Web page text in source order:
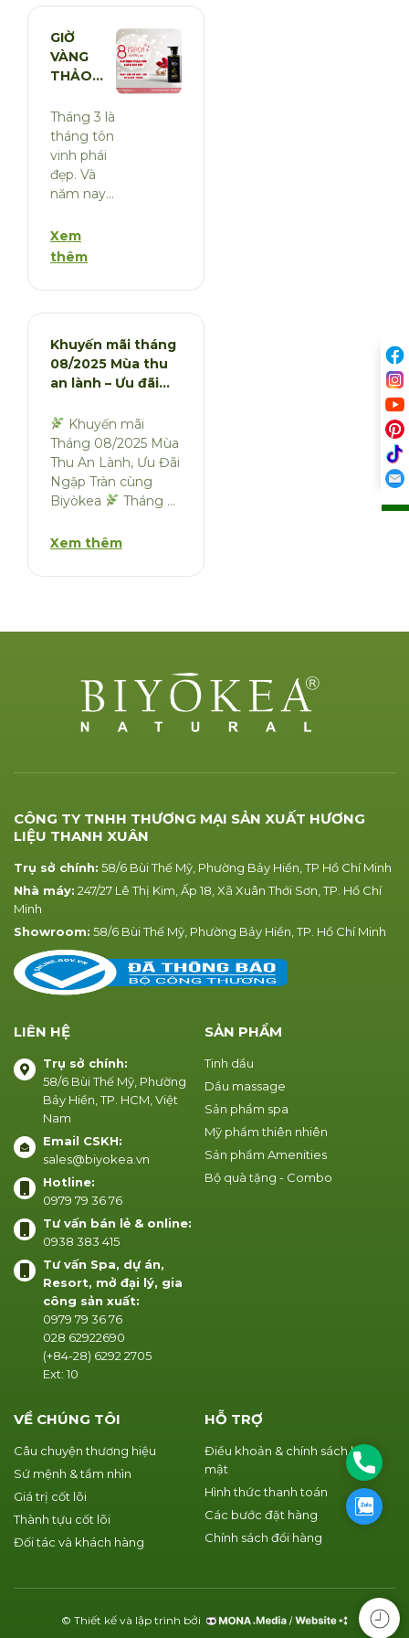
GIỜ
VÀNG
THẢO
SĂN
DEAL SỐ
8 CÙNG
HERBAL
LUXURY
Tháng 3 là
tháng tôn
vinh phái
đẹp. Và
năm nay,
chọn cách
làm nổi
số 8 theo
một cách
Xem
thêm
Khuyến mãi tháng
08/2025 Mùa thu
an lành – Ưu đãi
Khuyến mãi
Tháng 08/2025 Mùa
Thu An Lành, Ưu Đãi
Ngập Tràn cùng
Biyòkea
Tháng 8
làn gió mùa
Xem thêm
CÔNG TY TNHH THƯƠNG MẠI SẢN XUẤT HƯƠNG
LIỆU THANH XUÂN
Trụ sở chính: 58/6 Bùi Thế Mỹ, Phường Bảy Hiền, TP Hồ Chí Minh
Nhà máy: 247/27 Lê Thị Kim, Ấp 18, Xã Xuân Thới Sơn, TP. Hồ Chí
Minh
Showroom: 58/6 Bùi Thế Mỹ, Phường Bảy Hiền, TP. Hồ Chí Minh
SẢN PHẨM
Tinh dầu
Dầu massage
Sản phẩm spa
Mỹ phẩm thiên nhiên
Sản phẩm Amenities
Bộ quà tặng - Combo
VỀ CHÚNG TÔI
Câu chuyện thương hiệu
Sứ mệnh & tầm nhìn
Giá trị cốt lõi
Thành tựu cốt lõi
Đối tác và khách hàng
HỖ TRỢ
Điều khoản & chính sách bảo
mật
Hình thức thanh toán
Các bước đặt hàng
Chính sách đổi hàng
LIÊN HỆ
Trụ sở chính:
58/6 Bùi Thế Mỹ, Phường
Bảy Hiền, TP. HCM, Việt
Nam
Email CSKH:
sales@biyokea.vn
Hotline:
0979 79 36 76
Tư vấn bán lẻ & online:
0938 383 415
Tư vấn Spa, dự án,
Resort, mở đại lý, gia
công sản xuất:
0979 79 36 76
028 62922690
(+84-28) 6292 2705
Ext: 10
© Thiết kế và lập trình bởi
Phone
Zalo